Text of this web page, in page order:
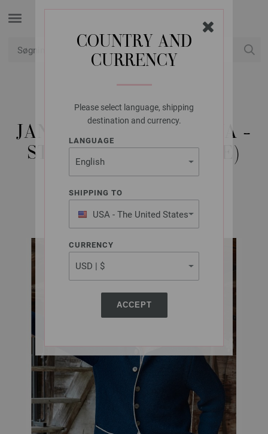
COUNTRY AND
CURRENCY
Please select language, shipping
destination and currency.
LANGUAGE
SHIPPING TO
USA - The United States
of America
CURRENCY
ACCEPT
LANA GROSSA
JANKER (MAND) ALPINA -
STRIKKEOPSKRIFT (SE)
TRACHTEN No. 08 | Model 18